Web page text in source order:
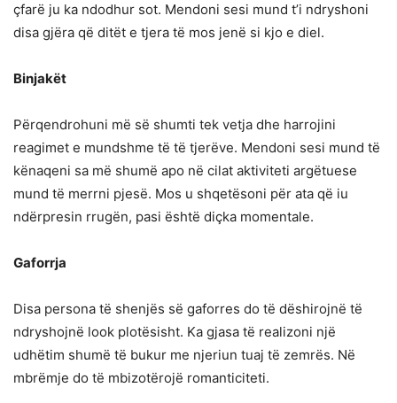
çfarë ju ka ndodhur sot. Mendoni sesi mund t’i ndryshoni
disa gjëra që ditët e tjera të mos jenë si kjo e diel.
Binjakët
Përqendrohuni më së shumti tek vetja dhe harrojini
reagimet e mundshme të të tjerëve. Mendoni sesi mund të
kënaqeni sa më shumë apo në cilat aktiviteti argëtuese
mund të merrni pjesë. Mos u shqetësoni për ata që iu
ndërpresin rrugën, pasi është diçka momentale.
Gaforrja
Disa persona të shenjës së gaforres do të dëshirojnë të
ndryshojnë look plotësisht. Ka gjasa të realizoni një
udhëtim shumë të bukur me njeriun tuaj të zemrës. Në
mbrëmje do të mbizotërojë romanticiteti.